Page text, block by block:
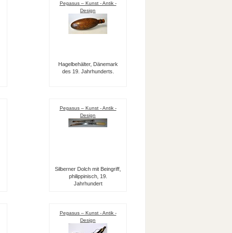
Pegasus – Kunst - Antik -
Design
Hagelbehälter, Dänemark
des 19. Jahrhunderts.
Pegasus – Kunst - Antik -
Design
Silberner Dolch mit Beingriff,
philippinisch, 19.
Jahrhundert
Pegasus – Kunst - Antik -
Design